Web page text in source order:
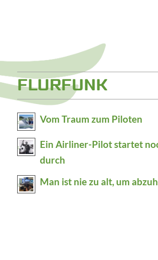
FLURFUNK
Vom Traum zum Piloten
Ein Airliner-Pilot startet
durch
Man ist nie zu alt, um